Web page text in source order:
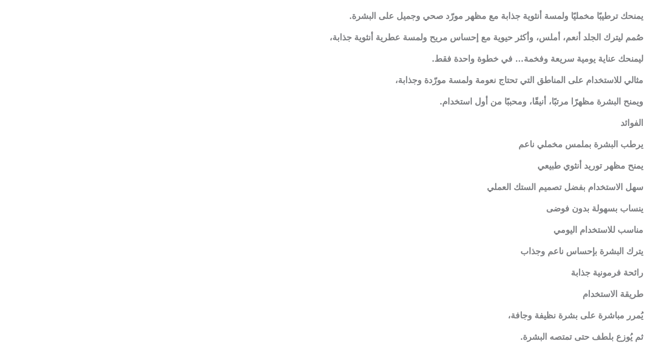
يمنحك ترطيبًا مخمليًا ولمسة أنثوية جذابة مع مظهر مورّد صحي وجميل على البشرة.
صُمم ليترك الجلد أنعم، أملس، وأكثر حيوية مع إحساس مريح ولمسة عطرية أنثوية جذابة،
ليمنحك عناية يومية سريعة وفخمة… في خطوة واحدة فقط.
مثالي للاستخدام على المناطق التي تحتاج نعومة ولمسة مورّدة وجذابة،
ويمنح البشرة مظهرًا مرتبًا، أنيقًا، ومحببًا من أول استخدام.
الفوائد
يرطب البشرة بملمس مخملي ناعم
يمنح مظهر توريد أنثوي طبيعي
سهل الاستخدام بفضل تصميم الستك العملي
ينساب بسهولة بدون فوضى
مناسب للاستخدام اليومي
يترك البشرة بإحساس ناعم وجذاب
رائحة فرمونية جذابة
طريقة الاستخدام
يُمرر مباشرة على بشرة نظيفة وجافة،
ثم يُوزع بلطف حتى تمتصه البشرة.